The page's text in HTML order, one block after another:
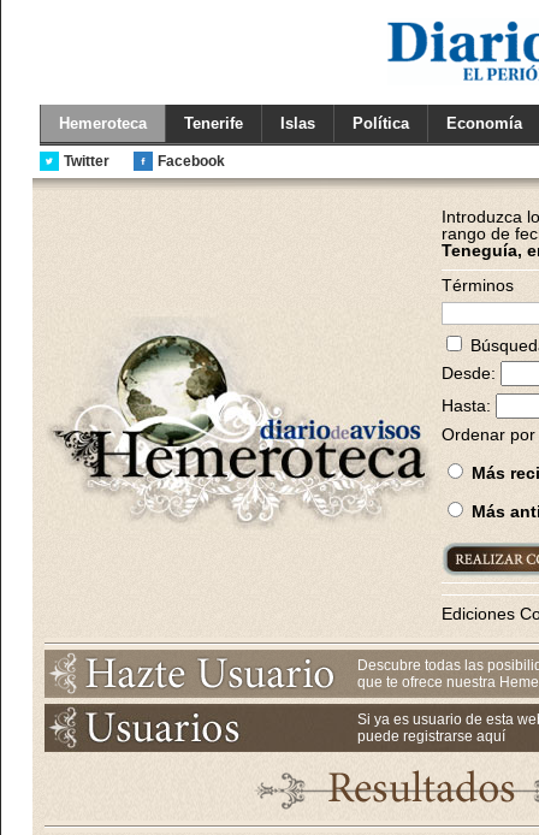
Hemeroteca Tenerife Islas Política Economía
Twitter Facebook
Introduzca
rango de
Teneguía,
Términos
Desde:
Hasta:
Ordenar
Más
Más
Ediciones
Descubre todas las
que te ofrece nuestra
Si ya es usuario de esta
puede registrarse aquí